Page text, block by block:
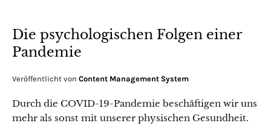
Die psychologischen Folgen einer
Pandemie
Veröffentlicht von Content Management System
Durch die COVID-19-Pandemie beschäftigen wir uns
mehr als sonst mit unserer physischen Gesundheit.